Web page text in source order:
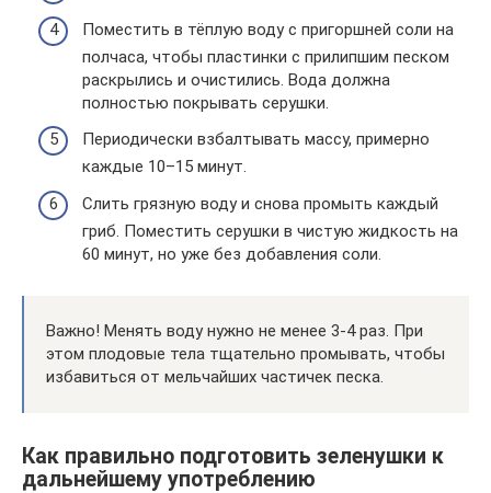
Поместить в тёплую воду с пригоршней соли на
полчаса, чтобы пластинки с прилипшим песком
раскрылись и очистились. Вода должна
полностью покрывать серушки.
Периодически взбалтывать массу, примерно
каждые 10–15 минут.
Слить грязную воду и снова промыть каждый
гриб. Поместить серушки в чистую жидкость на
60 минут, но уже без добавления соли.
Важно! Менять воду нужно не менее 3-4 раз. При
этом плодовые тела тщательно промывать, чтобы
избавиться от мельчайших частичек песка.
Как правильно подготовить зеленушки к
дальнейшему употреблению